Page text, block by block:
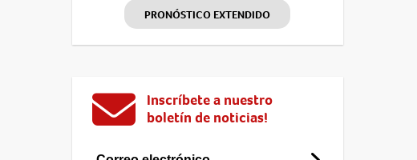
PRONÓSTICO EXTENDIDO
Inscríbete a nuestro
boletín de noticias!